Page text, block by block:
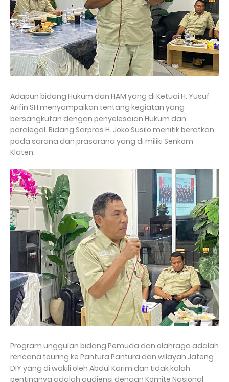
Adapun bidang Hukum dan HAM yang di Ketuai H. Yusuf
Arifin SH menyampaikan tentang kegiatan yang
bersangkutan dengan penyelesaian Hukum dan
paralegal. Bidang Sarpras H. Joko Susilo menitik beratkan
pada sarana dan prasarana yang di miliki Senkom
Klaten.
Program unggulan bidang Pemuda dan olahraga adalah
rencana touring ke Pantura Pantura dan wilayah Jateng
DIY yang di wakili oleh Abdul Karim dan tidak kalah
pentingnya adalah audiensi dengan Komite Nasional